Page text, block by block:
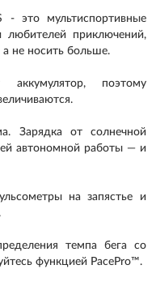
это мультиспортивные
любителей приключений,
не носить больше.
поэтому
Зарядка от солнечной
автономной работы — и
на запястье и
темпа бега со
функцией PacePro™.